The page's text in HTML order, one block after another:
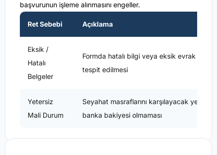
başvurunun işleme alınmasını engeller.
Ret Sebebi Açıklama
Eksik /
Hatalı
Belgeler
Formda hatalı bilgi veya eksik evrak
tespit edilmesi
Yetersiz
Mali Durum
Seyahat masraflarını karşılayacak yeterli
banka bakiyesi olmaması